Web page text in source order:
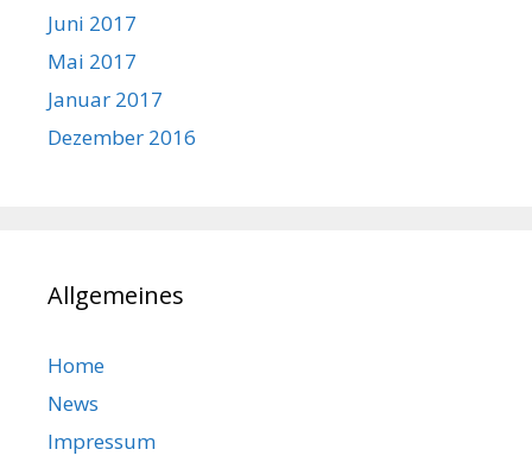
Juni 2017
Mai 2017
Januar 2017
Dezember 2016
Allgemeines
Home
News
Impressum